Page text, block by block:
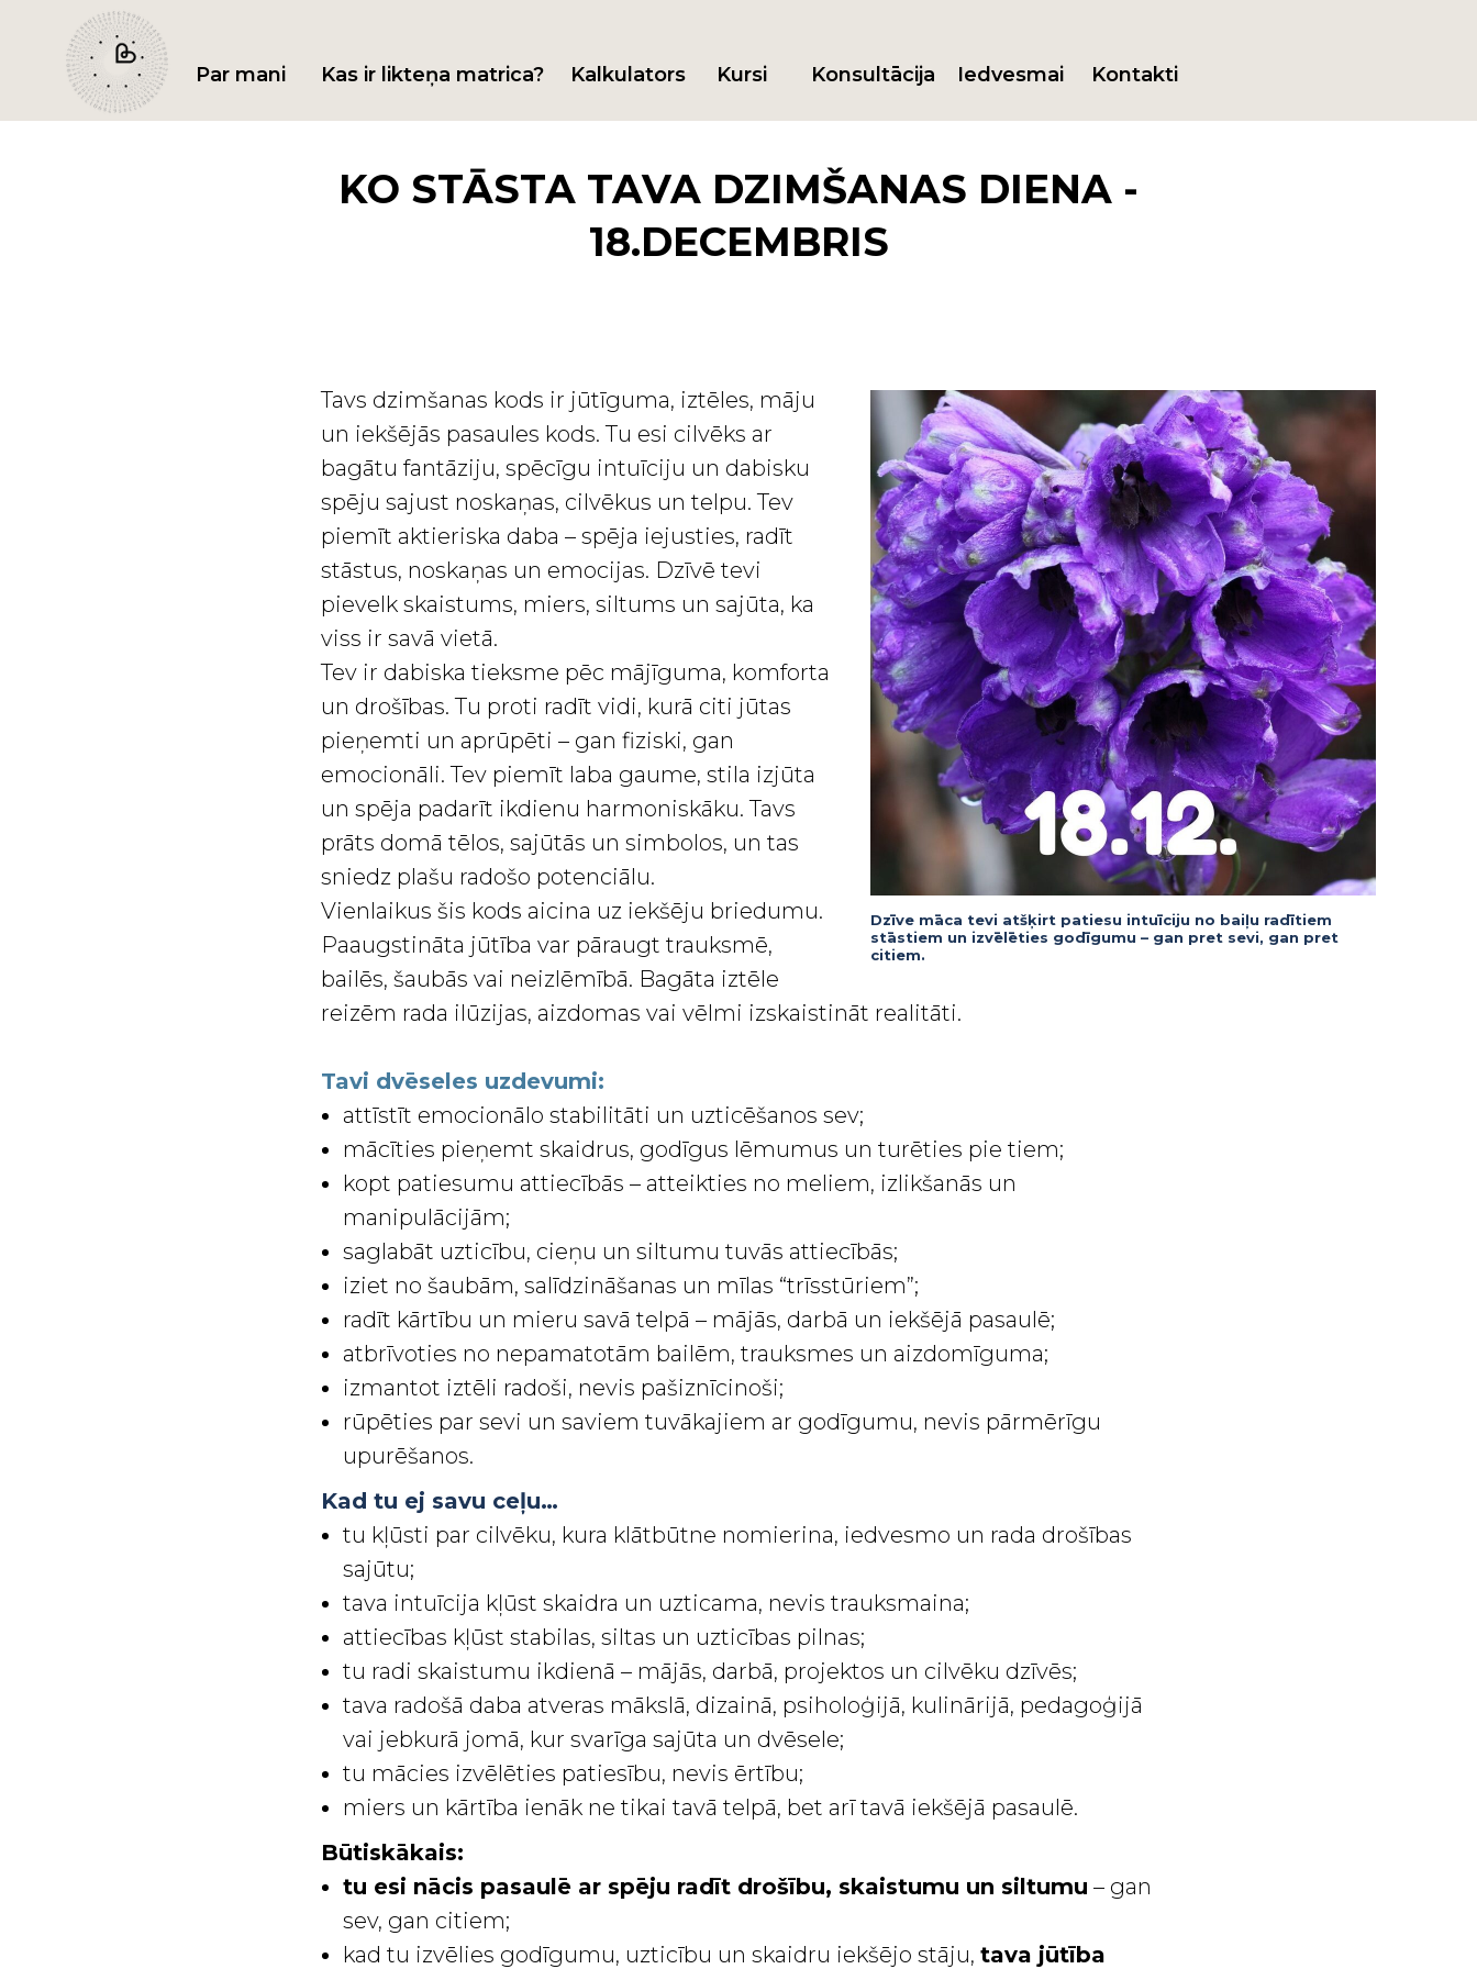
Par mani Kas ir likteņa matrica? Kalkulators Konsultācija Iedvesmai Kontakti
Kursi
KO STĀSTA TAVA DZIMŠANAS DIENA -
18.DECEMBRIS
Dzīve māca tevi atšķirt patiesu intuīciju no baiļu radītiem
stāstiem un izvēlēties godīgumu – gan pret sevi, gan pret
citiem.
Tavs dzimšanas kods ir jūtīguma, iztēles, māju
un iekšējās pasaules kods. Tu esi cilvēks ar
bagātu fantāziju, spēcīgu intuīciju un dabisku
spēju sajust noskaņas, cilvēkus un telpu. Tev
piemīt aktieriska daba – spēja iejusties, radīt
stāstus, noskaņas un emocijas. Dzīvē tevi
pievelk skaistums, miers, siltums un sajūta, ka
viss ir savā vietā.
Tev ir dabiska tieksme pēc mājīguma, komforta
un drošības. Tu proti radīt vidi, kurā citi jūtas
pieņemti un aprūpēti – gan fiziski, gan
emocionāli. Tev piemīt laba gaume, stila izjūta
un spēja padarīt ikdienu harmoniskāku. Tavs
prāts domā tēlos, sajūtās un simbolos, un tas
sniedz plašu radošo potenciālu.
Vienlaikus šis kods aicina uz iekšēju briedumu.
Paaugstināta jūtība var pāraugt trauksmē,
bailēs, šaubās vai neizlēmībā. Bagāta iztēle
reizēm rada ilūzijas, aizdomas vai vēlmi izskaistināt realitāti.
Tavi dvēseles uzdevumi:
attīstīt emocionālo stabilitāti un uzticēšanos sev;
mācīties pieņemt skaidrus, godīgus lēmumus un turēties pie tiem;
kopt patiesumu attiecībās – atteikties no meliem, izlikšanās un
manipulācijām;
saglabāt uzticību, cieņu un siltumu tuvās attiecībās;
iziet no šaubām, salīdzināšanas un mīlas “trīsstūriem”;
radīt kārtību un mieru savā telpā – mājās, darbā un iekšējā pasaulē;
atbrīvoties no nepamatotām bailēm, trauksmes un aizdomīguma;
izmantot iztēli radoši, nevis pašiznīcinoši;
rūpēties par sevi un saviem tuvākajiem ar godīgumu, nevis pārmērīgu
upurēšanos.
Kad tu ej savu ceļu…
tu kļūsti par cilvēku, kura klātbūtne nomierina, iedvesmo un rada drošības
sajūtu;
tava intuīcija kļūst skaidra un uzticama, nevis trauksmaina;
attiecības kļūst stabilas, siltas un uzticības pilnas;
tu radi skaistumu ikdienā – mājās, darbā, projektos un cilvēku dzīvēs;
tava radošā daba atveras mākslā, dizainā, psiholoģijā, kulinārijā, pedagoģijā
vai jebkurā jomā, kur svarīga sajūta un dvēsele;
tu mācies izvēlēties patiesību, nevis ērtību;
miers un kārtība ienāk ne tikai tavā telpā, bet arī tavā iekšējā pasaulē.
Būtiskākais:
tu esi nācis pasaulē ar spēju radīt drošību, skaistumu un siltumu – gan
sev, gan citiem;
kad tu izvēlies godīgumu, uzticību un skaidru iekšējo stāju, tava jūtība